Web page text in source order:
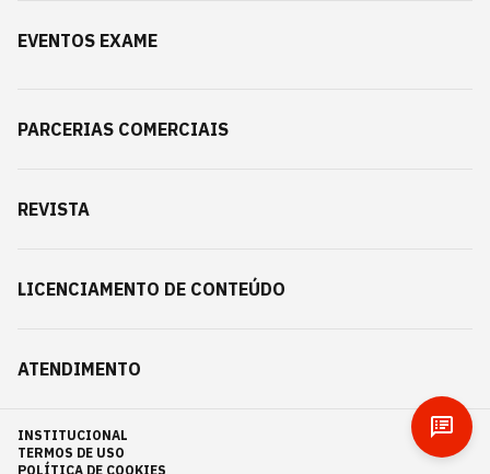
EVENTOS EXAME
PARCERIAS COMERCIAIS
REVISTA
LICENCIAMENTO DE CONTEÚDO
ATENDIMENTO
INSTITUCIONAL
TERMOS DE USO
POLÍTICA DE COOKIES